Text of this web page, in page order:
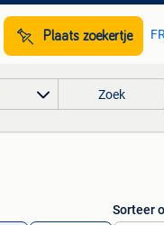
Plaats zoekertje FR
Zoek
Sorteer